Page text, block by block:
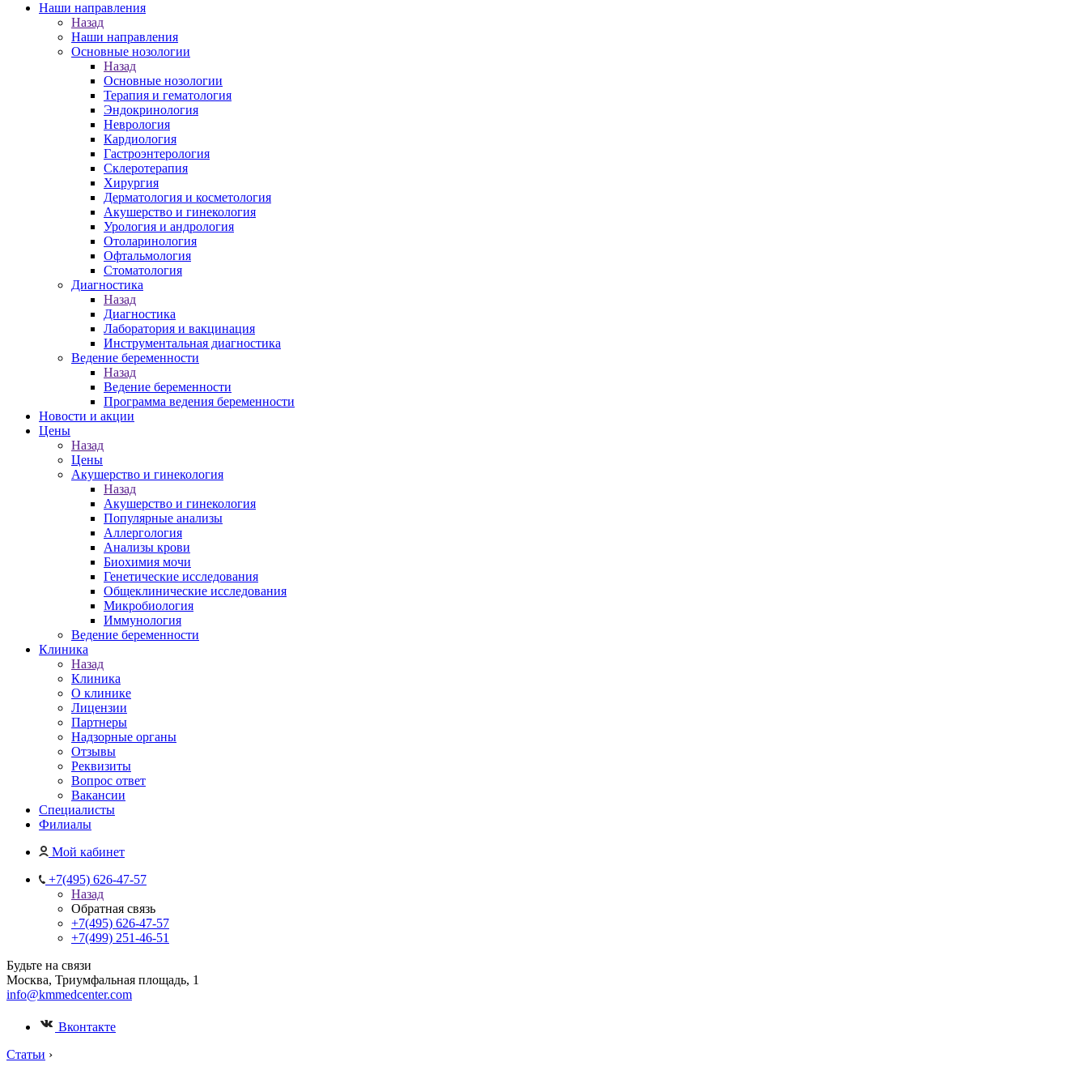
Наши направления
Назад
Наши направления
Основные нозологии
Назад
Основные нозологии
Терапия и гематология
Эндокринология
Неврология
Кардиология
Гастроэнтерология
Склеротерапия
Хирургия
Дерматология и косметология
Акушерство и гинекология
Урология и андрология
Отоларинология
Офтальмология
Стоматология
Диагностика
Назад
Диагностика
Лаборатория и вакцинация
Инструментальная диагностика
Ведение беременности
Назад
Ведение беременности
Программа ведения беременности
Новости и акции
Цены
Назад
Цены
Акушерство и гинекология
Назад
Акушерство и гинекология
Популярные анализы
Аллергология
Анализы крови
Биохимия мочи
Генетические исследования
Общеклинические исследования
Микробиология
Иммунология
Ведение беременности
Клиника
Назад
Клиника
О клинике
Лицензии
Партнеры
Надзорные органы
Отзывы
Реквизиты
Вопрос ответ
Вакансии
Специалисты
Филиалы
Мой кабинет
+7(495) 626-47-57
Назад
Обратная связь
+7(495) 626-47-57
+7(499) 251-46-51
Будьте на связи
Москва, Триумфальная площадь, 1
info@kmmedcenter.com
Вконтакте
Статьи ›